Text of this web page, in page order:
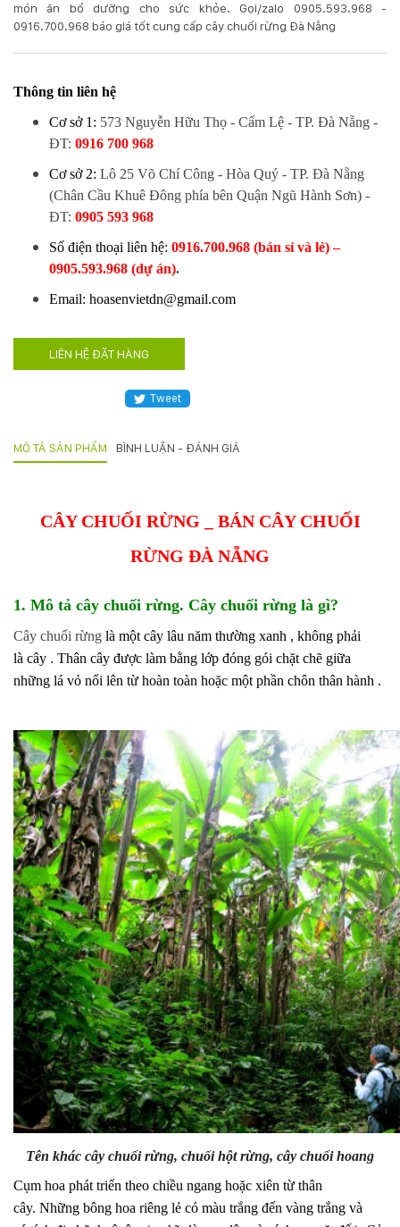
hoasenvietdn@gmail.com
Hữu
Cẩm
nẵng
-
Công
TP.
Đà
Nẵng
món ăn bổ dưỡng cho sức khỏe. Gọi/zalo 0905.593.968 -
0916.700.968 báo giá tốt cung cấp cây chuối rừng Đà Nẵng
Thông tin liên hệ
Cơ sở 1: 573 Nguyễn Hữu Thọ - Cẩm Lệ - TP. Đà Nẵng -
ĐT: 0916 700 968
Cơ sở 2: Lô 25 Võ Chí Công - Hòa Quý - TP. Đà Nẵng
(Chân Cầu Khuê Đông phía bên Quận Ngũ Hành Sơn) -
ĐT: 0905 593 968
Số điện thoại liên hệ: 0916.700.968 (bán sỉ và lẻ) –
0905.593.968 (dự án).
Email: hoasenvietdn@gmail.com
LIÊN HỆ ĐẶT HÀNG
Tweet
MÔ TẢ SẢN PHẨM BÌNH LUẬN - ĐÁNH GIÁ
CÂY CHUỐI RỪNG _ BÁN CÂY CHUỐI
RỪNG ĐÀ NẴNG
1. Mô tả cây chuối rừng. Cây chuối rừng là gì?
Cây chuối rừng là một cây lâu năm thường xanh , không phải
là cây . Thân cây được làm bằng lớp đóng gói chặt chẽ giữa
những lá vỏ nổi lên từ hoàn toàn hoặc một phần chôn thân hành .
Tên khác cây chuối rừng, chuối hột rừng, cây chuối hoang
Cụm hoa phát triển theo chiều ngang hoặc xiên từ thân
cây. Những bông hoa riêng lẻ có màu trắng đến vàng trắng và